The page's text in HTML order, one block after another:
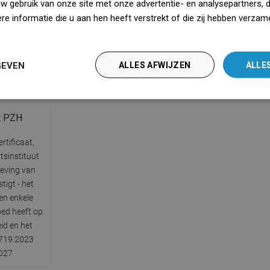
voor het
netheid in
ontstaat wanneer water direct op de
afvoer valt.
lange tijd
PZH
van
- het
enkele
heeft op
en het
gebruik van onze site met onze advertentie- en analysepartners,
informatie die u aan hen heeft verstrekt of die zij hebben
ALLES AFWIJZEN